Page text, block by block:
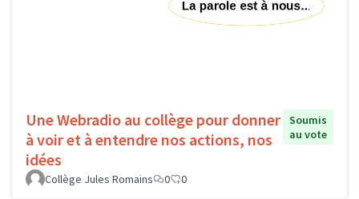
Une Webradio au collège pour donner
à voir et à entendre nos actions, nos
idées
Soumis
au vote
Collège Jules Romains 0 0